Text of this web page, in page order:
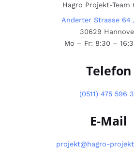
Hagro Projekt-Team
Anderter Strasse 64
30629
Mo – Fr: 8:30 –
Telefon
(0511) 475 596
E-Mail
projekt@hagro-